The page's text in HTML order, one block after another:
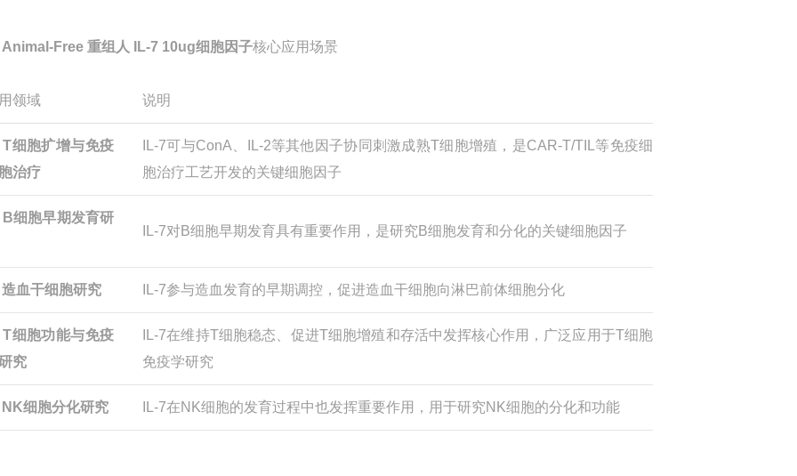
Animal-Free 重组人 IL-7 10ug细胞因子核心应用场景
领域 说明
T细胞扩增与免疫
治疗
IL-7可与ConA、IL-2等其他因子协同刺激成熟T细胞增殖，是CAR-T/TIL等免疫细
胞治疗工艺开发的关键细胞因子
B细胞早期发育研
IL-7对B细胞早期发育具有重要作用，是研究B细胞发育和分化的关键细胞因子
造血干细胞研究 IL-7参与造血发育的早期调控，促进造血干细胞向淋巴前体细胞分化
T细胞功能与免疫
究
IL-7在维持T细胞稳态、促进T细胞增殖和存活中发挥核心作用，广泛应用于T细胞
免疫学研究
NK细胞分化研究 IL-7在NK细胞的发育过程中也发挥重要作用，用于研究NK细胞的分化和功能